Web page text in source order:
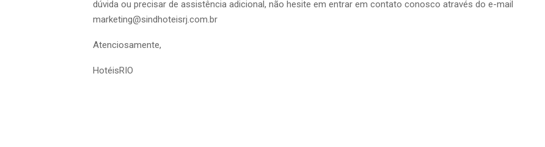
dúvida ou precisar de assistência adicional, não hesite em entrar em contato conosco através do e-mail
marketing@sindhoteisrj.com.br
Atenciosamente,
HotéisRIO